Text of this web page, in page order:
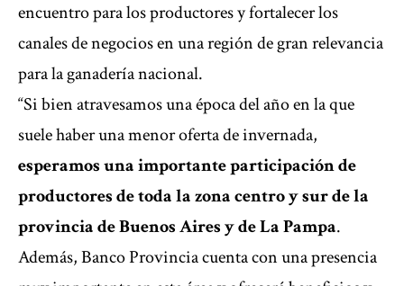
encuentro para los productores y fortalecer los
canales de negocios en una región de gran relevancia
para la ganadería nacional.
“Si bien atravesamos una época del año en la que
suele haber una menor oferta de invernada,
esperamos una importante participación de
productores de toda la zona centro y sur de la
provincia de Buenos Aires y de La Pampa.
Además, Banco Provincia cuenta con una presencia